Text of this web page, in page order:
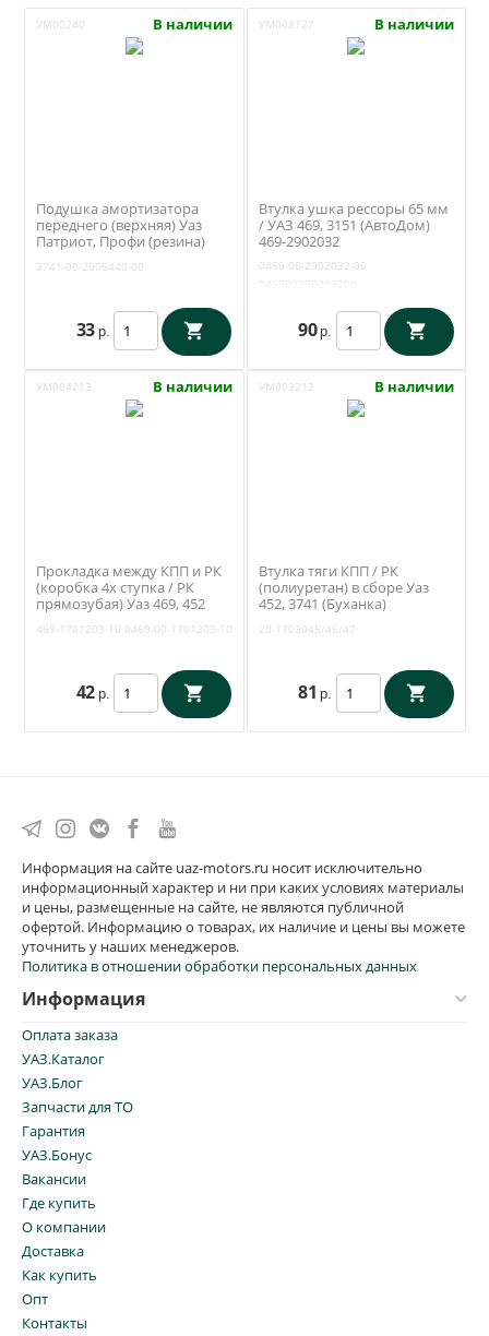
УМ00240 В наличии
Подушка амортизатора
переднего (верхняя) Уаз
Патриот, Профи (резина)
3741-00-2905440-00
33 р.
УМ008127 В наличии
Втулка ушка рессоры 65 мм
/ УАЗ 469, 3151 (АвтоДом)
469-2902032
0469-00-2902032-00
90 р.
УМ004213 В наличии
Прокладка между КПП и РК
(коробка 4х ступка / РК
прямозубая) Уаз 469, 452
469-1701203-10 0469-00-1701203-10
42 р.
УМ003212 В наличии
Втулка тяги КПП / РК
(полиуретан) в сборе Уаз
452, 3741 (Буханка)
1703045/46/47
20-1703045/46/47
81 р.
Информация на сайте uaz-motors.ru носит исключительно
информационный характер и ни при каких условиях материалы
и цены, размещенные на сайте, не являются публичной
офертой. Информацию о товарах, их наличие и цены вы можете
уточнить у наших менеджеров.
Политика в отношении обработки персональных данных
Информация
Оплата заказа
УАЗ.Каталог
УАЗ.Блог
Запчасти для ТО
Гарантия
УАЗ.Бонус
Вакансии
Где купить
О компании
Доставка
Как купить
Опт
Контакты